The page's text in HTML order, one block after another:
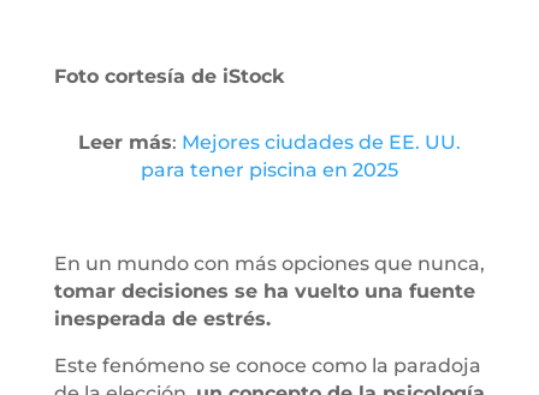
Foto cortesía de iStock
Leer más: Mejores ciudades de EE. UU.
para tener piscina en 2025
En un mundo con más opciones que nunca,
tomar decisiones se ha vuelto una fuente
inesperada de estrés.
Este fenómeno se conoce como la paradoja